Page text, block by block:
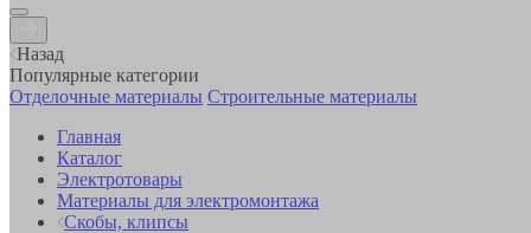
Назад
Популярные категории
Отделочные материалы Строительные материалы
Главная
Каталог
Электротовары
Материалы для электромонтажа
Скобы, клипсы